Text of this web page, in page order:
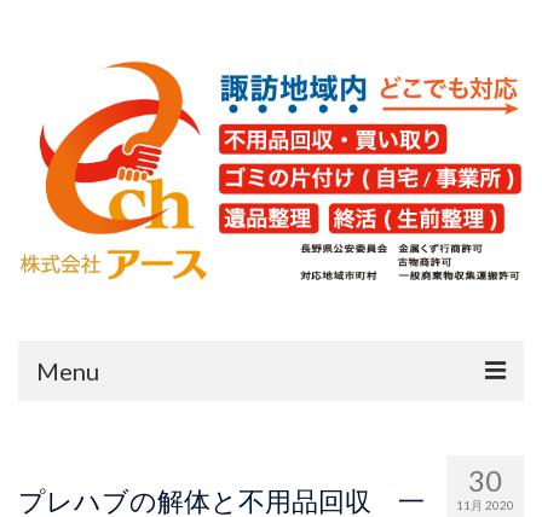
Menu
片付け・不用品回収 30
11月 2020
プレハブの解体と不用品回収 一